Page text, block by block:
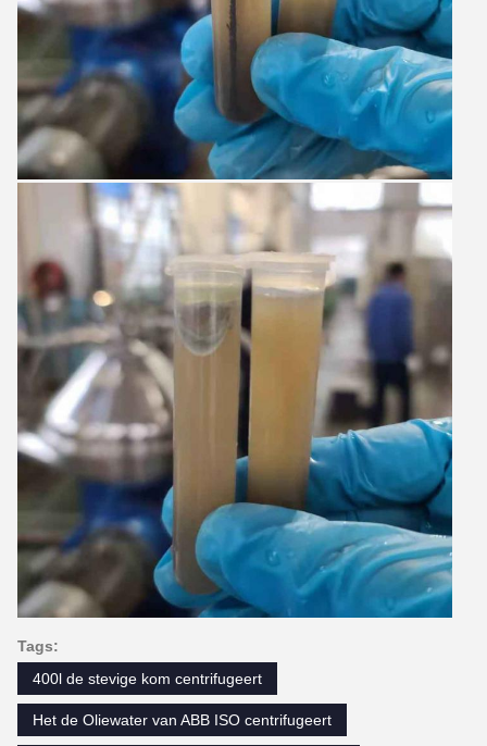
Tags:
400l de stevige kom centrifugeert
Het de Oliewater van ABB ISO centrifugeert